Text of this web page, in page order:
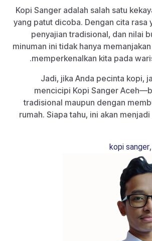
Kopi Sanger adalah salah satu
yang patut dicoba. Dengan cita rasa
penyajian tradisional, dan nilai
minuman ini tidak hanya
memperkenalkan kita pada
Jadi, jika Anda pecinta kopi,
mencicipi Kopi Sanger
tradisional maupun dengan
rumah. Siapa tahu, ini akan
kopi sanger,